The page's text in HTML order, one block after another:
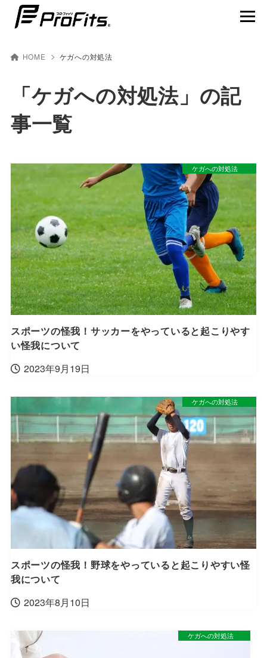
NEWS一覧
プロ･フィッツ®とは
製品ラインナップ
テーピング貼り方動画
賢くスポーツを楽しむ
アスリート
HOME ケガへの対処法
「ケガへの対処法」の記
事一覧
スポーツの怪我！サッカーをやっていると起こりやす
い怪我について
2023年9月19日
ケガへの対処法
スポーツの怪我！野球をやっていると起こりやすい怪
我について
2023年8月10日
ケガへの対処法
ケガへの対処法